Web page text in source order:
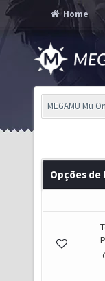
Home
MEGAMU Mu
Opções de